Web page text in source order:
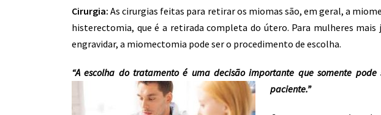
Cirurgia:As cirurgias feitas para retirar os miomas são, em geral, a
histerectomia, que é a retirada completa do útero. Para mulheres mais
engravidar, a miomectomia pode ser o procedimento de escolha.
“A escolha do tratamento é uma decisão importante que somente
paciente.”